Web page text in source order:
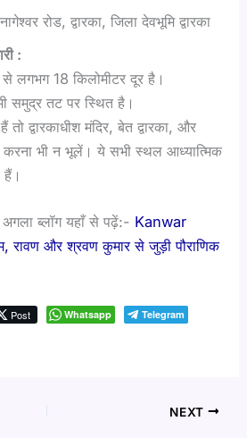
रोड, द्वारका, जिला देवभूमि द्वारका
:
से लगभग 18 किलोमीटर दूर है।
समुद्र तट पर स्थित है।
द्वारकाधीश मंदिर, बेत द्वारका, और
करना भी न भूलें। ये सभी स्थल आध्यात्मिक
हैं।
अगला ब्लॉग यहाँ से पढ़ें:- Kanwar
रावण और श्रवण कुमार से जुड़ी पौराणिक
Post Whatsapp Telegram
NEXT